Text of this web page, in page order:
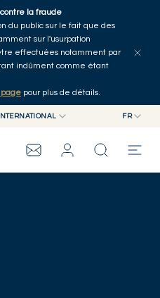
la fraude
du public sur le fait que des
sur l'usurpation
effectuées notamment par
indûment comme étant
pour plus de détails.
INTERNATIONAL FR
FR
DE